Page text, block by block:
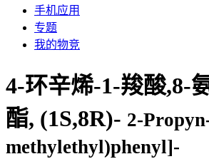
手机应用
专题
我的物竞
4-环辛烯-1-羧酸,8-
酯, (1S,8R)- 2-
methylethyl)phenyl]-